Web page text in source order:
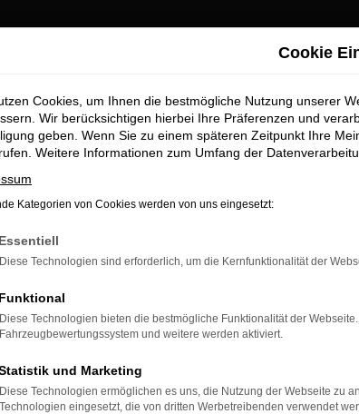
Cookie
Cookies, um Ihnen die bestmögliche Nutzung unserer
Wir berücksichtigen hierbei Ihre Präferenzen und
geben. Wenn Sie zu einem späteren Zeitpunkt Ihre
Weitere Informationen zum Umfang der
Kategorien von Cookies werden von uns eingesetzt:
Essentiell
Diese Technologien sind erforderlich, um die Kernfunktionalität der
Funktional
Diese Technologien bieten die bestmögliche Funktionalität der
Fahrzeugbewertungssystem und weitere werden aktiviert.
und Marketing
Diese Technologien ermöglichen es uns, die Nutzung der Webseite zu
Technologien eingesetzt, die von dritten Werbetreibenden verwendet